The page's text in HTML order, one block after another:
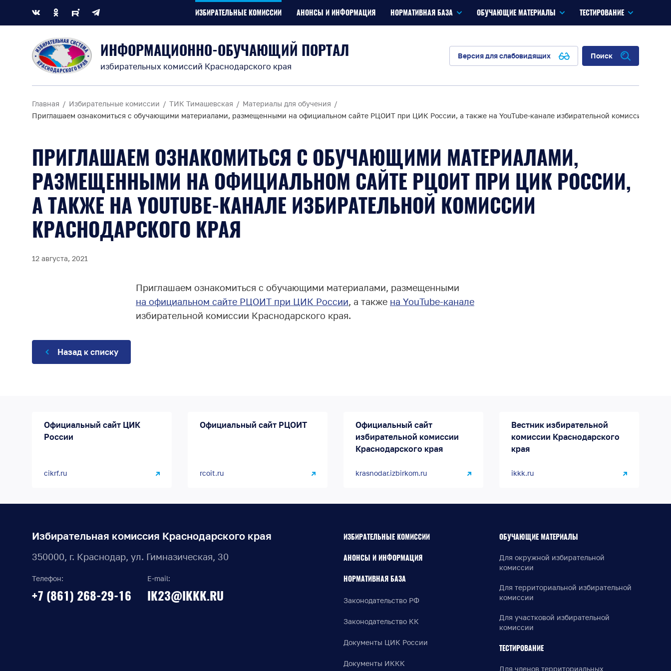
ИЗБИРАТЕЛЬНЫЕ КОМИССИИ АНОНСЫ И ИНФОРМАЦИЯ НОРМАТИВНАЯ БАЗА ОБУЧАЮЩИЕ МАТЕРИАЛЫ ТЕСТИРОВАНИЕ
ИНФОРМАЦИОННО-ОБУЧАЮЩИЙ ПОРТАЛ
избирательных комиссий Краснодарского края
Версия для слабовидящих Поиск
Главная Избирательные комиссии ТИК Тимашевская
Материалы для обучения
Приглашаем ознакомиться с обучающими материалами, размещенными на официальном сайте РЦОИТ при ЦИК России, а также на YouTube-канале избирательной комиссии
ПРИГЛАШАЕМ ОЗНАКОМИТЬСЯ С ОБУЧАЮЩИМИ МАТЕРИАЛАМИ,
РАЗМЕЩЕННЫМИ НА ОФИЦИАЛЬНОМ САЙТЕ РЦОИТ ПРИ ЦИК РОССИИ,
А ТАКЖЕ НА YOUTUBE-КАНАЛЕ ИЗБИРАТЕЛЬНОЙ КОМИССИИ
КРАСНОДАРСКОГО КРАЯ
12 августа, 2021
Приглашаем ознакомиться с обучающими материалами, размещенными
на официальном сайте РЦОИТ при ЦИК России, а также на YouTube-канале
избирательной комиссии Краснодарского края.
Назад к списку
Официальный сайт ЦИК
России
cikrf.ru
Официальный сайт РЦОИТ
rcoit.ru
Официальный сайт
избирательной комиссии
Краснодарского края
krasnodar.izbirkom.ru
Вестник избирательной
комиссии Краснодарского
края
ikkk.ru
Избирательная комиссия Краснодарского края
350000, г. Краснодар, ул. Гимназическая, 30
Телефон:
+7 (861) 268-29-16
E-mail:
IK23@IKKK.RU
ИЗБИРАТЕЛЬНЫЕ КОМИССИИ
АНОНСЫ И ИНФОРМАЦИЯ
НОРМАТИВНАЯ БАЗА
Законодательство РФ
Законодательство КК
Документы ЦИК России
Документы ИККК
ОБУЧАЮЩИЕ МАТЕРИАЛЫ
Для окружной избирательной
комиссии
Для территориальной избирательной
комиссии
Для участковой избирательной
комиссии
ТЕСТИРОВАНИЕ
Для членов территориальных